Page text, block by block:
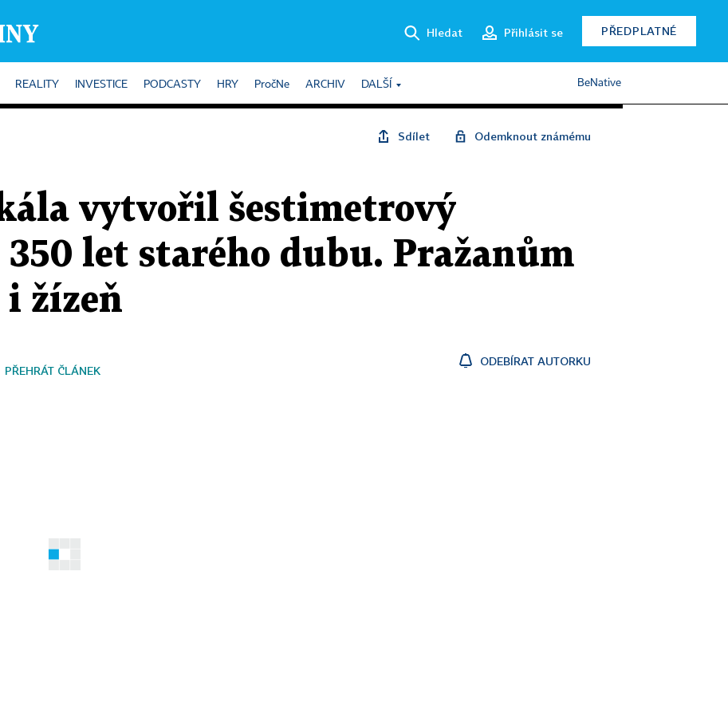
Hledat Přihlásit se PŘEDPLATNÉ
REALITY INVESTICE PODCASTY HRY PročNe ARCHIV DALŠÍ BeNative
Sdílet Odemknout známému
vytvořil šestimetrový
350 let starého dubu. Pražanům
i žízeň
PŘEHRÁT ČLÁNEK
ODEBÍRAT AUTORKU